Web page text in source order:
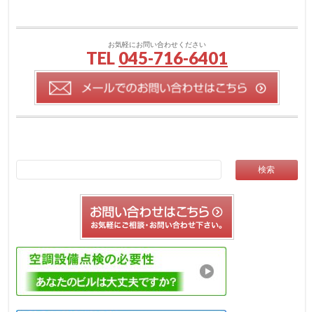
お気軽にお問い合わせください
TEL 045-716-6401